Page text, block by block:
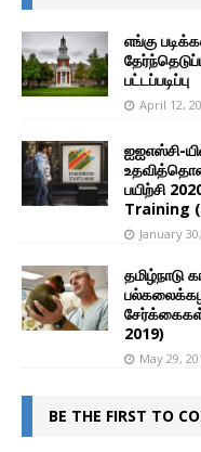
எங்கு
பட்டப்படிப்பு
April 12,
ஐஐஎஸ்சி-
பயிற்சி
Training
January
தமிழ்நாடு
2019)
May 29,
BE THE FIRST TO